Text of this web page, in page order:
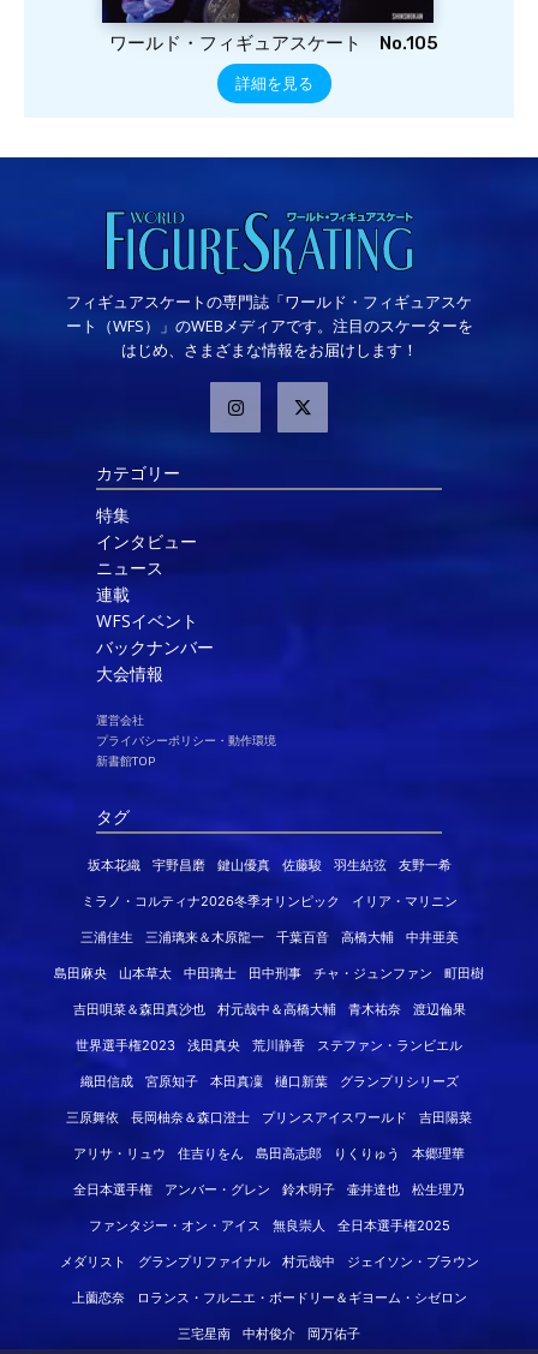
ワールド・フィギュアスケート No.105
詳細を見る
フィギュアスケートの専門誌「ワールド・フィギュアスケ
ート（WFS）」のWEBメディアです。注目のスケーターを
はじめ、さまざまな情報をお届けします！
カテゴリー
特集
インタビュー
ニュース
連載
WFSイベント
バックナンバー
大会情報
運営会社
プライバシーポリシー・動作環境
新書館TOP
タグ
坂本花織 宇野昌磨 鍵山優真 佐藤駿 羽生結弦 友野一希
ミラノ・コルティナ2026冬季オリンピック イリア・マリニン
三浦佳生 三浦璃来＆木原龍一 千葉百音 高橋大輔 中井亜美
島田麻央 山本草太 中田璃士 田中刑事 チャ・ジュンファン 町田樹
吉田唄菜＆森田真沙也 村元哉中＆高橋大輔 青木祐奈 渡辺倫果
世界選手権2023 浅田真央 荒川静香 ステファン・ランビエル
織田信成 宮原知子 本田真凜 樋口新葉 グランプリシリーズ
三原舞依 長岡柚奈＆森口澄士 プリンスアイスワールド 吉田陽菜
アリサ・リュウ 住吉りをん 島田高志郎 りくりゅう 本郷理華
全日本選手権 アンバー・グレン 鈴木明子 壷井達也 松生理乃
ファンタジー・オン・アイス 無良崇人 全日本選手権2025
メダリスト グランプリファイナル 村元哉中 ジェイソン・ブラウン
上薗恋奈 ロランス・フルニエ・ボードリー＆ギヨーム・シゼロン
三宅星南 中村俊介 岡万佑子